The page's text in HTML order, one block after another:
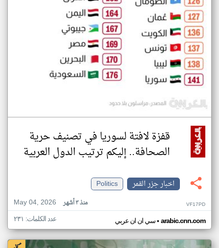
قفزة لافتة لسوريا في تصنيف حرية
الصحافة.. إليكم ترتيب الدول العربية
اخبار جزر القمر
Politics
May 04, 2026
منذ ٣ أشهر VF17PD
سي ان ان عربي• arabic.cnn.com عدد الكلمات: ٢٣١